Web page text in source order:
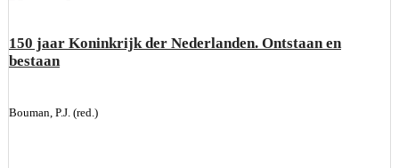
150 jaar Koninkrijk der Nederlanden. Ontstaan en
bestaan
Bouman, P.J. (red.)